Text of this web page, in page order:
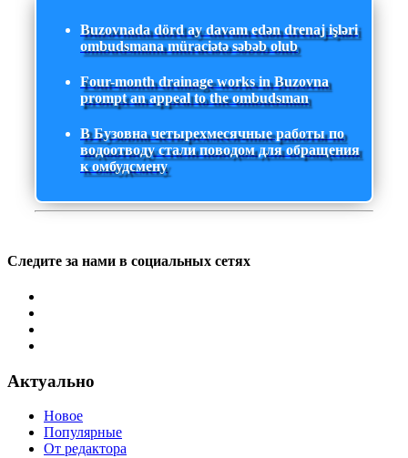
Buzovnada dörd ay davam edən drenaj işləri
ombudsmana müraciətə səbəb olub
Four-month drainage works in Buzovna
prompt an appeal to the ombudsman
В Бузовна четырехмесячные работы по
водоотводу стали поводом для обращения
к омбудсмену
Следите за нами в социальных сетях
Актуально
Новое
Популярные
От редактора